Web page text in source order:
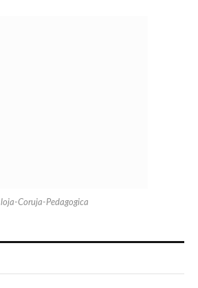
loja-Coruja-Pedagogica